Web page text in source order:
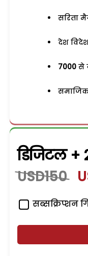
सरिता
देश
7000 से
डिजिटल +
USD150
सब्सक्रिप्शन